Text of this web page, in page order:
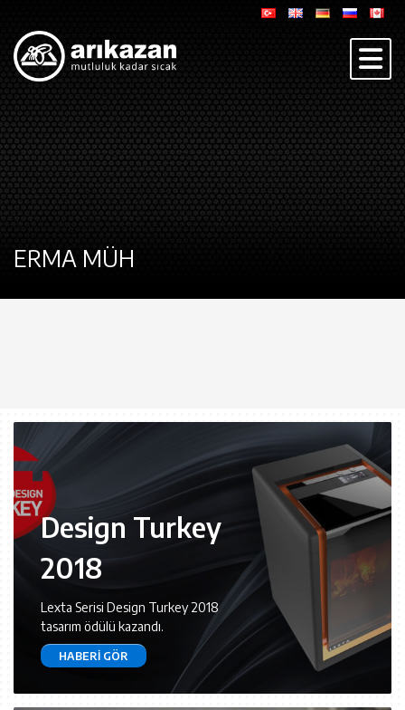
ERMA MÜH
Design Turkey
2018
Lexta Serisi Design Turkey 2018
tasarım ödülü kazandı.
HABERI GÖR